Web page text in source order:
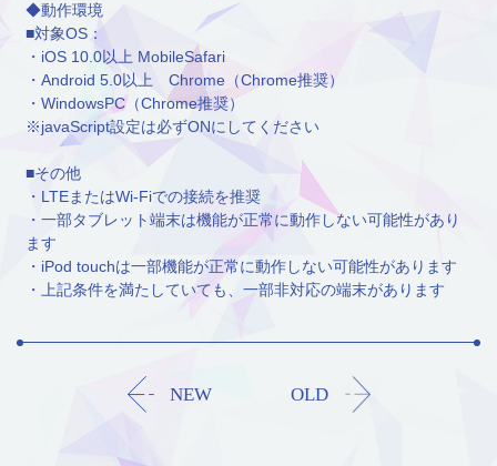
◆動作環境
■対象OS：
・iOS 10.0以上 MobileSafari
・Android 5.0以上 Chrome（Chrome推奨）
・WindowsPC（Chrome推奨）
※javaScript設定は必ずONにしてください
■その他
・LTEまたはWi-Fiでの接続を推奨
・一部タブレット端末は機能が正常に動作しない可能性があり
ます
・iPod touchは一部機能が正常に動作しない可能性があります
・上記条件を満たしていても、一部非対応の端末があります
NEW OLD